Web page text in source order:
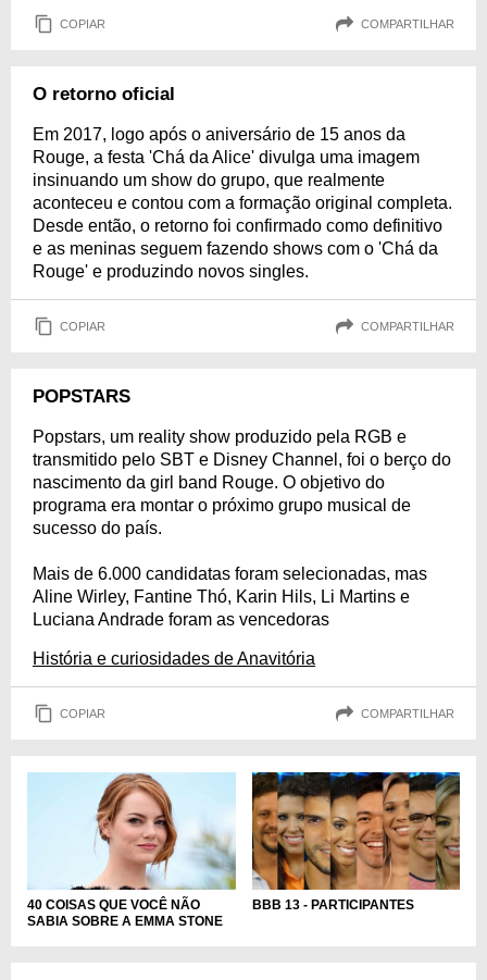
COPIAR COMPARTILHAR
O retorno oficial
Em 2017, logo após o aniversário de 15 anos da
Rouge, a festa 'Chá da Alice' divulga uma imagem
insinuando um show do grupo, que realmente
aconteceu e contou com a formação original completa.
Desde então, o retorno foi confirmado como definitivo
e as meninas seguem fazendo shows com o 'Chá da
Rouge' e produzindo novos singles.
COPIAR COMPARTILHAR
POPSTARS
Popstars, um reality show produzido pela RGB e
transmitido pelo SBT e Disney Channel, foi o berço do
nascimento da girl band Rouge. O objetivo do
programa era montar o próximo grupo musical de
sucesso do país.
Mais de 6.000 candidatas foram selecionadas, mas
Aline Wirley, Fantine Thó, Karin Hils, Li Martins e
Luciana Andrade foram as vencedoras
História e curiosidades de Anavitória
COPIAR COMPARTILHAR
40 COISAS QUE VOCÊ NÃO
SABIA SOBRE A EMMA STONE
BBB 13 - PARTICIPANTES